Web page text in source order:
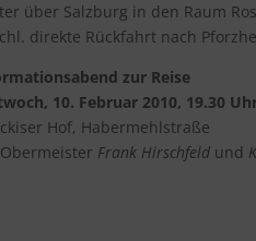
über Salzburg in den Raum
direkte Rückfahrt nach
zur Reise
10. Februar 2010, 19.30
Hof, Habermehlstraße
Frank Hirschfeld und